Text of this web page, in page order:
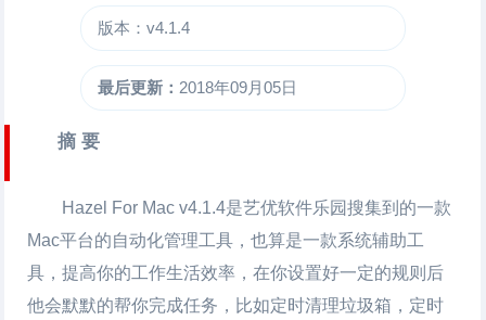
版本：v4.1.4
最后更新： 2018年09月05日
摘 要
Hazel For Mac v4.1.4是艺优软件乐园搜集到的一款
Mac平台的自动化管理工具，也算是一款系统辅助工
具，提高你的工作生活效率，在你设置好一定的规则后
他会默默的帮你完成任务，比如定时清理垃圾箱，定时